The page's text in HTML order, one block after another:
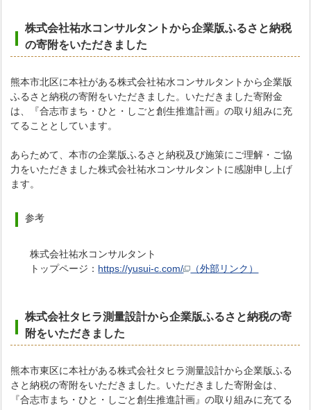
株式会社祐水コンサルタントから企業版ふるさと納税
の寄附をいただき ました
熊本市北区に本社がある株式会社祐水コンサルタントから企業版
ふるさと納税の寄附をいただきました。いただきました寄附金
は、『合志市まち・ひと・しごと創生推進計画』の取り組みに充
てることとしています。
あらためて、本市の企業版ふるさと納税及び施策にご理解・ご協
力をいただきました株式会社祐水コンサルタントに感謝申し上げ
ます。
参考
株式会社祐水コンサルタント
トップページ： https://yusui-c.com/ （外部リンク）
株式会社タヒラ測量設計から企業版ふるさと納税の寄
附をいただき ました
熊本市東区に本社がある株式会社タヒラ測量設計から企業版ふる
さと納税の寄附をいただきました。いただきました寄附金は、
『合志市まち・ひと・しごと創生推進計画』の取り組みに充てる